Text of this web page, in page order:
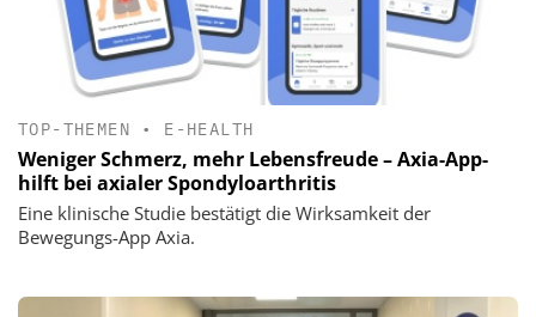
TOP-THEMEN • E-HEALTH
Weniger Schmerz, mehr Lebensfreude – Axia-App-
hilft bei axialer Spondyloarthritis
Eine klinische Studie bestätigt die Wirksamkeit der
Bewegungs-App Axia.